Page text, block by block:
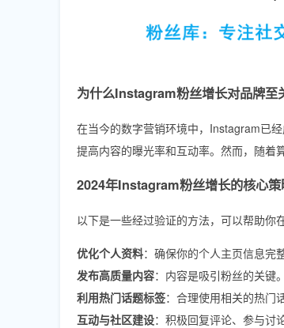
为什么Instagram粉丝增长对品牌至
在当今的数字营销环境中，Instagram已
提高内容的曝光率和互动率。然而，随着
2024年Instagram粉丝增长的核心策
以下是一些经过验证的方法，可以帮助你
优化个人资料：确保你的个人主页信息完
发布高质量内容：内容是吸引粉丝的关键
利用热门话题标签：合理使用相关的热门
互动与社区建设：积极回复评论、参与讨